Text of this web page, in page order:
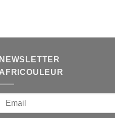
NEWSLETTER
AFRICOULEUR